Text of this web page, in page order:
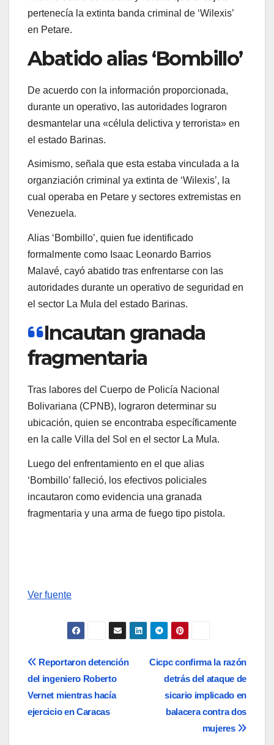
pertenecía la extinta banda criminal de ‘Wilexis’
en Petare.
Abatido alias ‘Bombillo’
De acuerdo con la información proporcionada,
durante un operativo, las autoridades lograron
desmantelar una «célula delictiva y terrorista» en
el estado Barinas.
Asimismo, señala que esta estaba vinculada a la
organziación criminal ya extinta de ‘Wilexis’, la
cual operaba en Petare y sectores extremistas en
Venezuela.
Alias ‘Bombillo’, quien fue identificado
formalmente como Isaac Leonardo Barrios
Malavé, cayó abatido tras enfrentarse con las
autoridades durante un operativo de seguridad en
el sector La Mula del estado Barinas.
Incautan granada
fragmentaria
Tras labores del Cuerpo de Policía Nacional
Bolivariana (CPNB), lograron determinar su
ubicación, quien se encontraba específicamente
en la calle Villa del Sol en el sector La Mula.
Luego del enfrentamiento en el que alias
‘Bombillo’ falleció, los efectivos policiales
incautaron como evidencia una granada
fragmentaria y una arma de fuego tipo pistola.
Ver fuente
Navegación
de
entradas
Cicpc confirma la razón
detrás del ataque de
sicario implicado en
balacera contra dos
mujeres
Reportaron detención
del ingeniero Roberto
Vernet mientras hacía
ejercicio en Caracas